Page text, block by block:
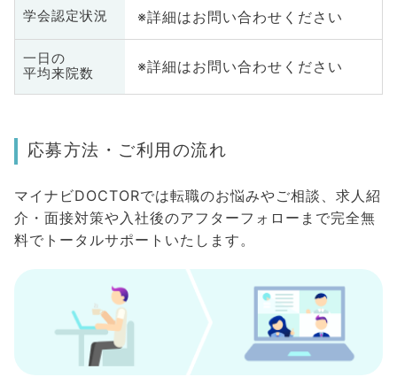
学会認定状況 ※詳細はお問い合わせください
一日の
平均来院数
※詳細はお問い合わせください
応募方法・ご利用の流れ
マイナビDOCTORでは転職のお悩みやご相談、求人紹
介・面接対策や入社後のアフターフォローまで完全無
料でトータルサポートいたします。